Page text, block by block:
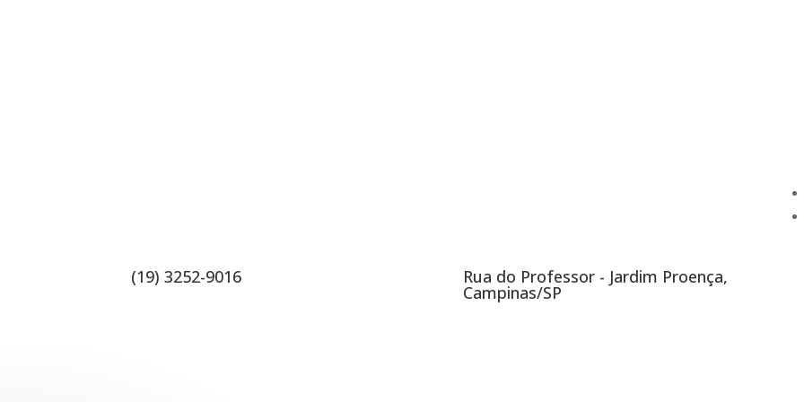
(19) 3252-9016 Rua do Professor - Jardim Proença,
Campinas/SP